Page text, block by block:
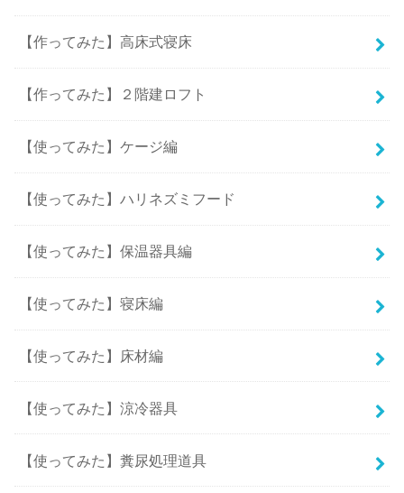
【作ってみた】高床式寝床
【作ってみた】２階建ロフト
【使ってみた】ケージ編
【使ってみた】ハリネズミフード
【使ってみた】保温器具編
【使ってみた】寝床編
【使ってみた】床材編
【使ってみた】涼冷器具
【使ってみた】糞尿処理道具